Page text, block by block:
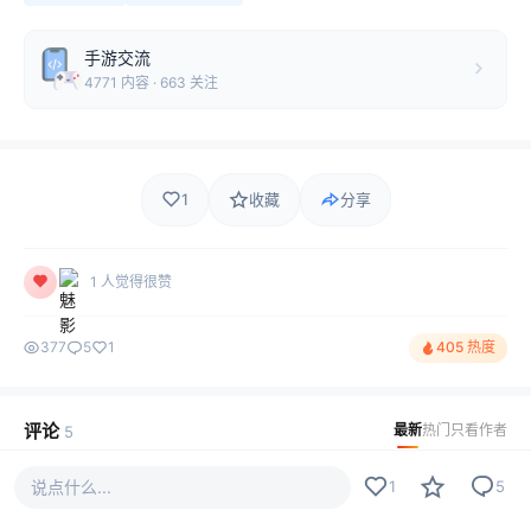
手游交流
4771 内容 · 663 关注
1 收藏 分享
1 人觉得很赞
377 5 1 405 热度
评论 5 最新热门 只看作者
Jack1203
说点什么... 1 5